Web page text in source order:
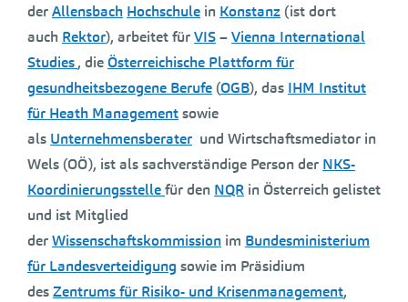
derAllensbach Hochschule in Konstanz (ist dort
auch Rektor), arbeitet fürVIS–Vienna International
Studies, dieÖsterreichische Plattform für
gesundheitsbezogene Berufe (OGB), das IHM Institut
für Heath Managementsowie
als Unternehmensberater und Wirtschaftsmediator in
Wels (OÖ), ist als sachverständige Person der NKS-
Koordinierungsstellefür den NQR in Österreich gelistet
und ist Mitglied
derWissenschaftskommission im Bundesministerium
für Landesverteidigung sowie im Präsidium
desZentrums für Risiko- und Krisenmanagement,